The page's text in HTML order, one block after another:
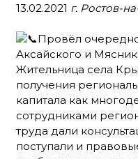
13.02.2021 г. Ростов-
Провёл
Аксайского и
Жительница села
получения
капитала как
сотрудниками
труда дали
поступали и